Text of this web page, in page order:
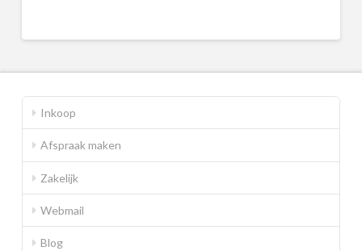
Inkoop
Afspraak maken
Zakelijk
Webmail
Blog